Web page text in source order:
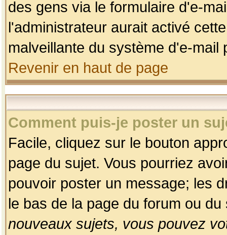
des gens via le formulaire d'e-
l'administrateur aurait activé
malveillante du système d'e-
Revenir en haut de page
Comment puis-je poster un
Facile, cliquez sur le bouton
page du sujet. Vous pourriez
pouvoir poster un message; les
le bas de la page du forum ou
nouveaux sujets, vous pouvez